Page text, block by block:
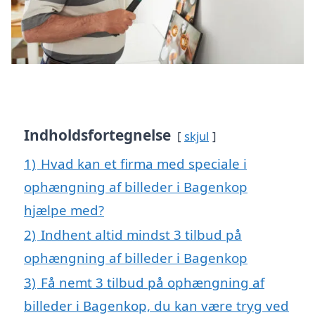
Indholdsfortegnelse skjul
1) Hvad kan et firma med speciale i
ophængning af billeder i Bagenkop
hjælpe med?
2) Indhent altid mindst 3 tilbud på
ophængning af billeder i Bagenkop
3) Få nemt 3 tilbud på ophængning af
billeder i Bagenkop, du kan være tryg ved